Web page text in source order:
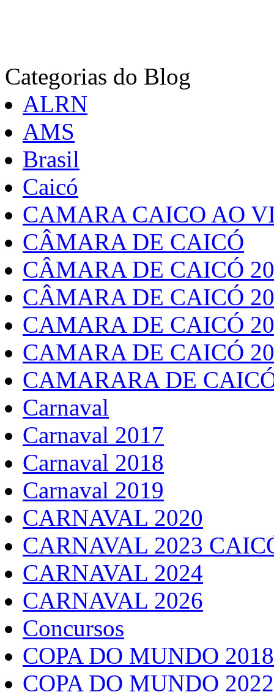
Categorias do Blog
ALRN
AMS
Brasil
Caicó
CAMARA CAICO AO
CÂMARA DE CAICÓ
CÂMARA DE CAICÓ
CÂMARA DE CAICÓ
CAMARA DE CAICÓ
CAMARA DE CAICÓ
CAMARARA DE
Carnaval
Carnaval 2017
Carnaval 2018
Carnaval 2019
CARNAVAL 2020
CARNAVAL 2023
CARNAVAL 2024
CARNAVAL 2026
Concursos
COPA DO MUNDO 2018
COPA DO MUNDO 2022